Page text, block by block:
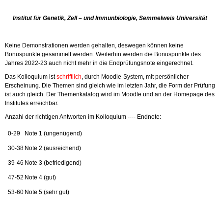
Institut für Genetik, Zell – und Immunbiologie, Semmelweis Universität
Keine Demonstrationen werden gehalten, deswegen können keine
Bonuspunkte gesammelt werden. Weiterhin werden die Bonuspunkte des
Jahres 2022-23 auch nicht mehr in die Endprüfungsnote eingerechnet.
Das Kolloquium istschriftlich , durch Moodle-System, mit persönlicher
Erscheinung. Die Themen sind gleich wie im letzten Jahr, die Form der Prüfung
ist auch gleich. Der Themenkatalog wird im Moodle und an der Homepage des
Institutes erreichbar.
Anzahl der richtigen Antworten im Kolloquium ---- Endnote:
0-29 Note 1 (ungenügend)
30-38 Note 2 (ausreichend)
39-46 Note 3 (befriedigend)
47-52 Note 4 (gut)
53-60 Note 5 (sehr gut)